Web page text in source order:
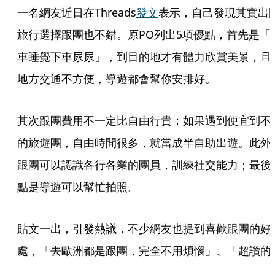
一名網友近日在Threads發文表示，自己發現其實出
旅行選擇跟團也不錯。原PO列出5項優點，首先是「
車睡覺下車尿尿」，到目的地才有體力欣賞美景，且
地方交通不方便，導遊都會幫你安排好。
其次跟團費用不一定比自由行貴；如果遇到便宜到不
的旅遊團，自由時間很多，就當成半自助出遊。此外
跟團可以認識各行各業的團員，訓練社交能力；最後
點是導遊可以幫忙拍照。
貼文一出，引發熱議，不少網友也提到喜歡跟團的好
處，「去歐洲都是跟團，完全不用煩惱」、「超讚的